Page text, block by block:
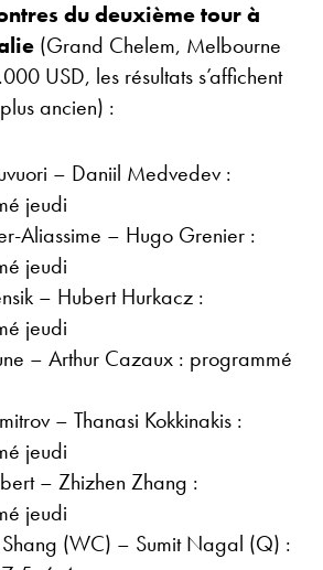
du deuxième tour à
(Grand Chelem, Melbourne
USD, les résultats s’affichent
ancien) :
– Daniil Medvedev :
jeudi
Aliassime – Hugo Grenier :
jeudi
– Hubert Hurkacz :
jeudi
– Arthur Cazaux : programmé
– Thanasi Kokkinakis :
jeudi
– Zhizhen Zhang :
jeudi
Shang (WC) – Sumit Nagal (Q) :